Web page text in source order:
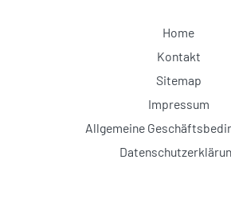
Home
Kontakt
Sitemap
Impressum
Allgemeine